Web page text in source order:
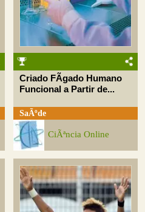
Criado FÃ­gado Humano
Funcional a Partir de...
SaÃºde
CiÃªncia Online